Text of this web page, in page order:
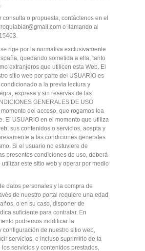
consulta o propuesta, contáctenos en el
o llamando al
rige por la normativa exclusivamente
quedando sometida a ella, tanto
extranjeros que utilicen esta Web. El
sitio web por parte del USUARIO es
a la previa lectura y
expresa y sin reservas de las
GENERALES DE USO
del acceso, que rogamos lea
El USUARIO en el momento que utiliza
sus contenidos o servicios, acepta y
a las condiciones generales
Si el usuario no estuviere de
presentes condiciones de uso, deberá
este sitio web y operar por medio
datos personales y la compra de
de nuestro portal requiere una edad
o en su caso, disponer de
suficiente para contratar. En
podremos modificar la
configuración de nuestro sitio web,
servicios, e incluso suprimirlo de la
los servicios y contenidos prestados,